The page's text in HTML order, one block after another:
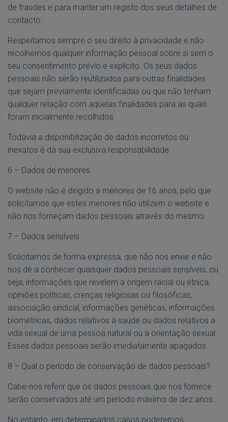
de fraudes e para manter um registo dos seus detalhes de
contacto.
Respeitamos sempre o seu direito à privacidade e não
recolhemos qualquer informação pessoal sobre si sem o
seu consentimento prévio e explícito. Os seus dados
pessoais não serão reutilizados para outras finalidades
que sejam previamente identificadas ou que não tenham
qualquer relação com aquelas finalidades para as quais
foram inicialmente recolhidos.
Todavia a disponibilização de dados incorretos ou
inexatos é da sua exclusiva responsabilidade.
6 – Dados de menores
O website não é dirigido a menores de 16 anos, pelo que
solicitamos que estes menores não utilizem o website e
não nos forneçam dados pessoais através do mesmo.
7 – Dados sensíveis
Solicitamos de forma expressa, que não nos envie e não
nos dê a conhecer quaisquer dados pessoais sensíveis, ou
seja, informações que revelem a origem racial ou étnica,
opiniões políticas, crenças religiosas ou filosóficas,
associação sindical, informações genéticas, informações
biométricas, dados relativos à saúde ou dados relativos a
vida sexual de uma pessoa natural ou a orientação sexual.
Esses dados pessoais serão imediatamente apagados.
8 – Qual o período de conservação de dados pessoais?
Cabe-nos referir que os dados pessoais que nos fornece
serão conservados até um período máximo de dez anos.
No entanto, em determinados casos poderemos